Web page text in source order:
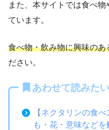
また、本サイトでは食べ
ています。
食べ物・飲み物に興味のあ
ださい。
あわせて読みた
【ネクタリンの食
も・花・意味などを